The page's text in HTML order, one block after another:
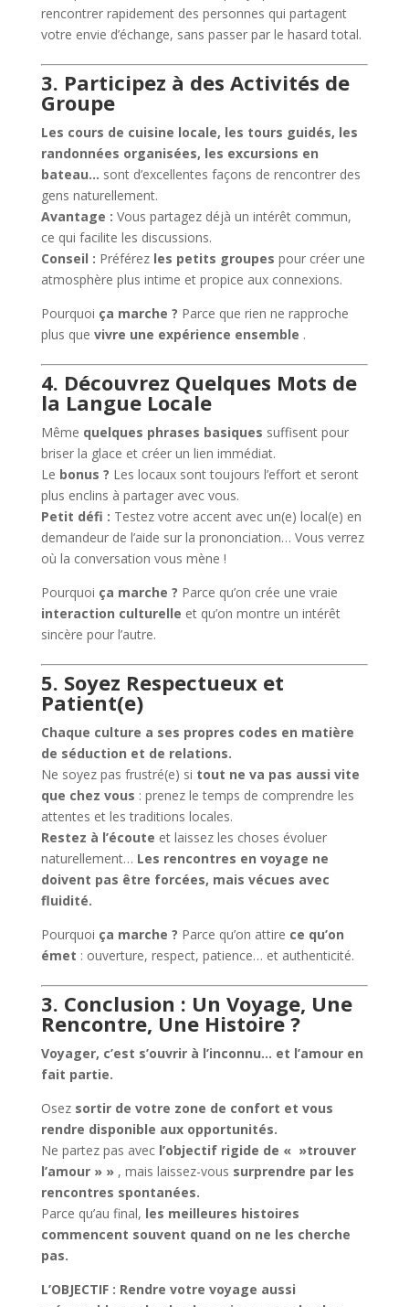
rencontrer rapidement des personnes qui partagent
votre envie d’échange, sans passer par le hasard total.
3. Participez à des Activités de
Groupe
Les cours de cuisine locale, les tours guidés, les
randonnées organisées, les excursions en
bateau… sont d’excellentes façons de rencontrer des
gens naturellement.
Avantage : Vous partagez déjà un intérêt commun,
ce qui facilite les discussions.
Conseil : Préférez les petits groupes pour créer une
atmosphère plus intime et propice aux connexions.
Pourquoi ça marche ? Parce que rien ne rapproche
plus que vivre une expérience ensemble .
4. Découvrez Quelques Mots de
la Langue Locale
Même quelques phrases basiques suffisent pour
briser la glace et créer un lien immédiat.
Le bonus ? Les locaux sont toujours l’effort et seront
plus enclins à partager avec vous.
Petit défi : Testez votre accent avec un(e) local(e) en
demandeur de l’aide sur la prononciation… Vous verrez
où la conversation vous mène !
Pourquoi ça marche ? Parce qu’on crée une vraie
interaction culturelle et qu’on montre un intérêt
sincère pour l’autre.
5. Soyez Respectueux et
Patient(e)
Chaque culture a ses propres codes en matière
de séduction et de relations.
Ne soyez pas frustré(e) si tout ne va pas aussi vite
que chez vous : prenez le temps de comprendre les
attentes et les traditions locales.
Restez à l’écoute et laissez les choses évoluer
naturellement… Les rencontres en voyage ne
doivent pas être forcées, mais vécues avec
fluidité.
Pourquoi ça marche ? Parce qu’on attire ce qu’on
émet : ouverture, respect, patience… et authenticité.
3. Conclusion : Un Voyage, Une
Rencontre, Une Histoire ?
Voyager, c’est s’ouvrir à l’inconnu… et l’amour en
fait partie.
Osez sortir de votre zone de confort et vous
rendre disponible aux opportunités.
Ne partez pas avec l’objectif rigide de « »trouver
l’amour » », mais laissez-vous surprendre par les
rencontres spontanées.
Parce qu’au final, les meilleures histoires
commencent souvent quand on ne les cherche
pas.
L’OBJECTIF : Rendre votre voyage aussi